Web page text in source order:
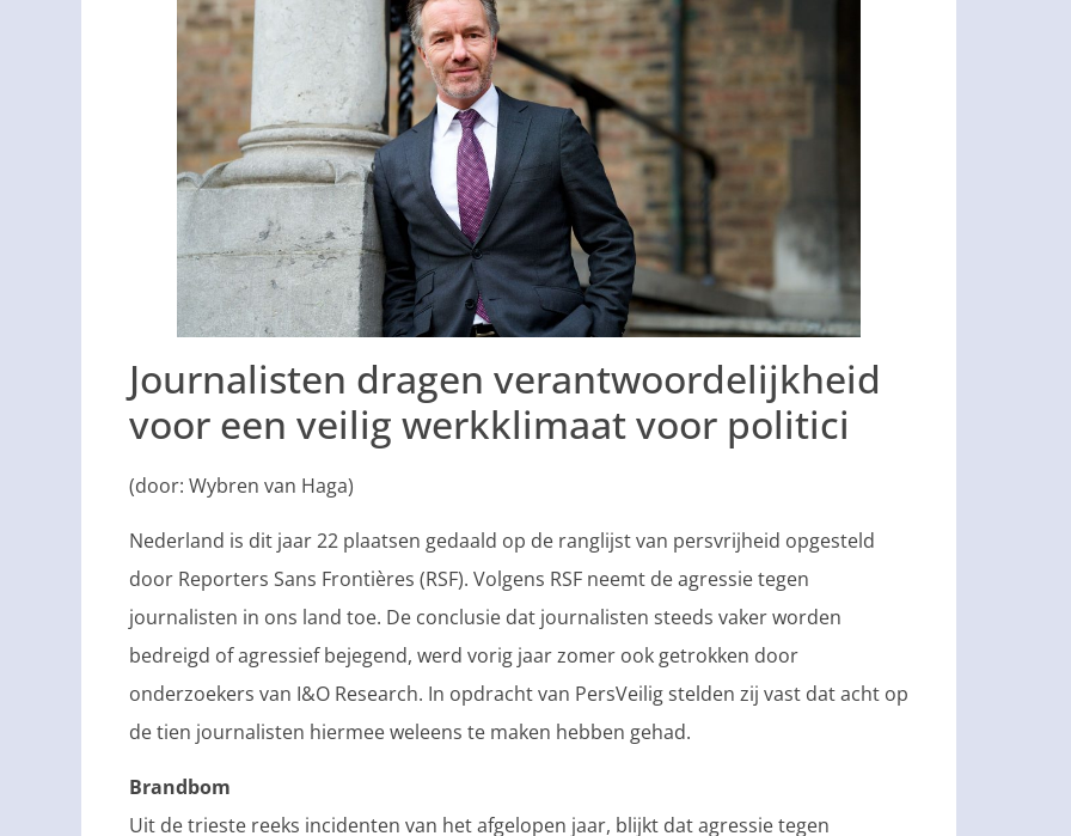
Journalisten dragen verantwoordelijkheid
voor een veilig werkklimaat voor politici
(door: Wybren van Haga)
Nederland is dit jaar 22 plaatsen gedaald op de ranglijst van persvrijheid opgesteld
door Reporters Sans Frontières (RSF). Volgens RSF neemt de agressie tegen
journalisten in ons land toe. De conclusie dat journalisten steeds vaker worden
bedreigd of agressief bejegend, werd vorig jaar zomer ook getrokken door
onderzoekers van I&O Research. In opdracht van PersVeilig stelden zij vast dat acht op
de tien journalisten hiermee weleens te maken hebben gehad.
Brandbom
Uit de trieste reeks incidenten van het afgelopen jaar, blijkt dat agressie tegen